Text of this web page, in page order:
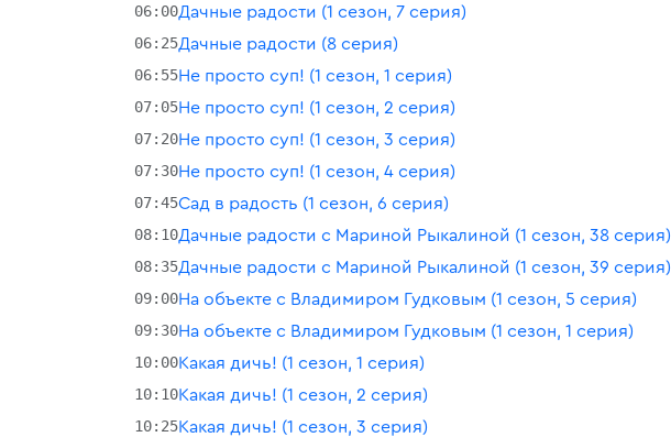
06:00Дачные радости (1 сезон, 7 серия)
06:25Дачные радости (8 серия)
06:55Не просто суп! (1 сезон, 1 серия)
07:05Не просто суп! (1 сезон, 2 серия)
07:20Не просто суп! (1 сезон, 3 серия)
07:30Не просто суп! (1 сезон, 4 серия)
07:45Сад в радость (1 сезон, 6 серия)
08:10Дачные радости с Мариной Рыкалиной (1 сезон, 38 серия)
08:35Дачные радости с Мариной Рыкалиной (1 сезон, 39 серия)
09:00На объекте с Владимиром Гудковым (1 сезон, 5 серия)
09:30На объекте с Владимиром Гудковым (1 сезон, 1 серия)
10:00Какая дичь! (1 сезон, 1 серия)
10:10Какая дичь! (1 сезон, 2 серия)
10:25Какая дичь! (1 сезон, 3 серия)